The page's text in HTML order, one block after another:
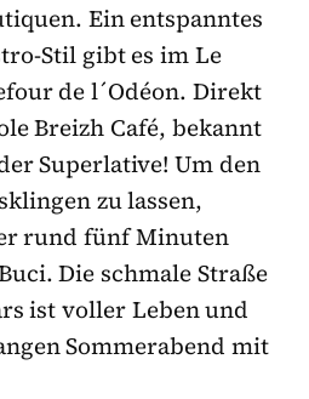
Ein entspanntes
Stil gibt es im Le
de l´Odéon. Direkt
Breizh Café, bekannt
Superlative! Um den
zu lassen,
rund fünf Minuten
Die schmale Straße
ist voller Leben und
Sommerabend mit